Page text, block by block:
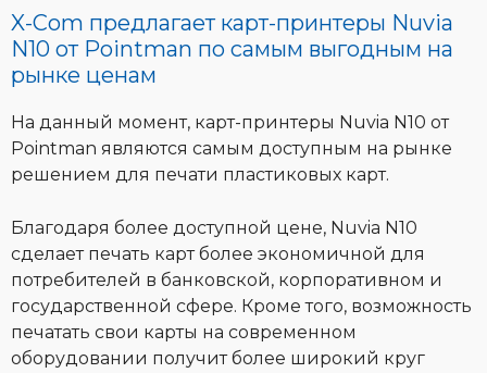
X-Com предлагает карт-принтеры Nuvia
N10 от Pointman по самым выгодным на
рынке ценам
На данный момент, карт-принтеры Nuvia N10 от
Pointman являются самым доступным на рынке
решением для печати пластиковых карт.
Благодаря более доступной цене, Nuvia N10
сделает печать карт более экономичной для
потребителей в банковской, корпоративном и
государственной сфере. Кроме того, возможность
печатать свои карты на современном
оборудовании получит более широкий круг